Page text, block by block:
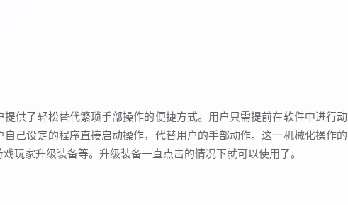
供了轻松替代繁琐手部操作的便捷方式。用户只需提前在软件中进行动
己设定的程序直接启动操作，代替用户的手部动作。这一机械化操作的
玩家升级装备等。升级装备一直点击的情况下就可以使用了。